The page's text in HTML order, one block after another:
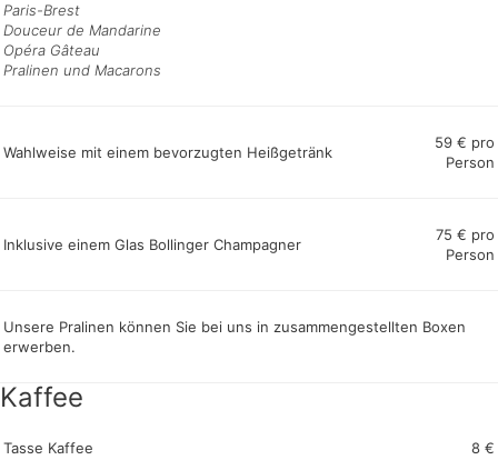
Paris-Brest
Douceur de Mandarine
Opéra Gâteau
Pralinen und Macarons
Wahlweise mit einem bevorzugten Heißgetränk
59 € pro
Person
Inklusive einem Glas Bollinger Champagner
75 € pro
Person
Unsere Pralinen können Sie bei uns in zusammengestellten Boxen
erwerben.
Kaffee
Tasse Kaffee 8 €